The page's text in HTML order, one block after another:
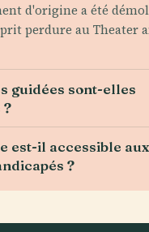
d'origine a été
perdure au Theater
guidées sont-elles
?
est-il accessible aux
?